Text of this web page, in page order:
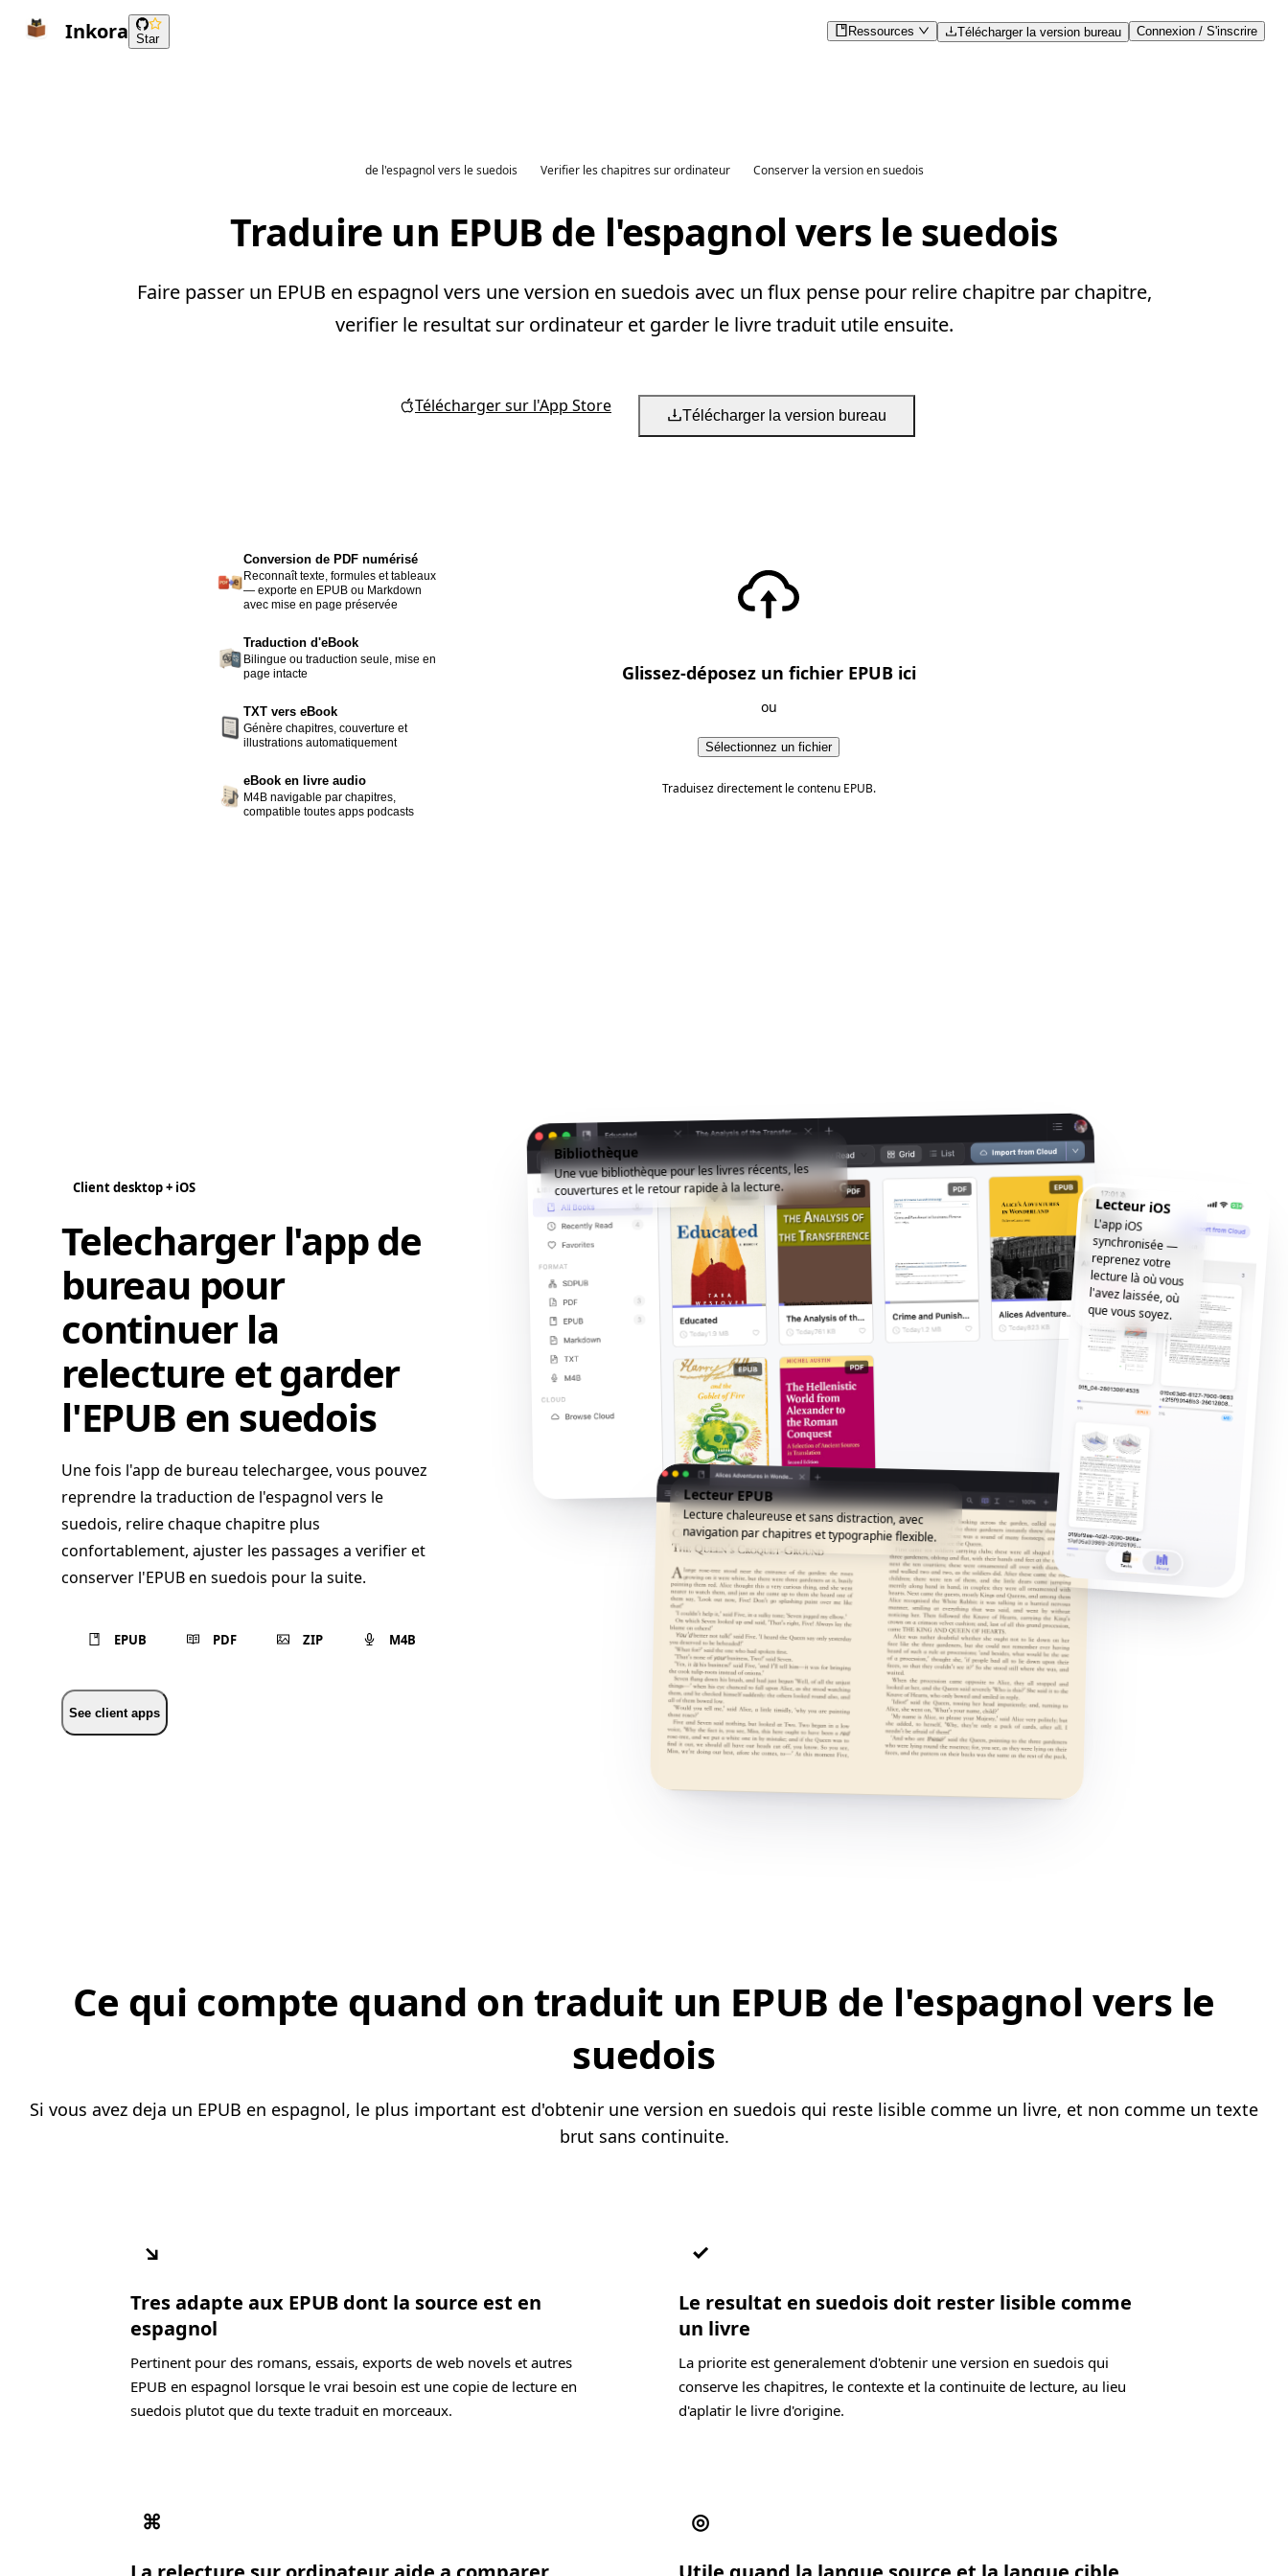
Inkora Star
Ressources Télécharger la version bureau Connexion / S'inscrire
de l'espagnol vers le suedois Verifier les chapitres sur ordinateur Conserver la version en suedois
Traduire un EPUB de l'espagnol vers le suedois
Faire passer un EPUB en espagnol vers une version en suedois avec un flux pense pour relire chapitre par chapitre,
verifier le resultat sur ordinateur et garder le livre traduit utile ensuite.
Télécharger sur l'App Store Télécharger la version bureau
Conversion de PDF numérisé
Reconnaît texte, formules et tableaux
— exporte en EPUB ou Markdown
avec mise en page préservée
Traduction d'eBook
Bilingue ou traduction seule, mise en
page intacte
TXT vers eBook
Génère chapitres, couverture et
illustrations automatiquement
eBook en livre audio
M4B navigable par chapitres,
compatible toutes apps podcasts
Glissez-déposez un fichier EPUB ici
ou
Sélectionnez un fichier
Traduisez directement le contenu EPUB.
Client desktop + iOS
Telecharger l'app de
bureau pour
continuer la
relecture et garder
l'EPUB en suedois
Une fois l'app de bureau telechargee, vous pouvez
reprendre la traduction de l'espagnol vers le
suedois, relire chaque chapitre plus
confortablement, ajuster les passages a verifier et
conserver l'EPUB en suedois pour la suite.
EPUB PDF ZIP M4B
See client apps
Bibliothèque
Une vue bibliothèque pour les livres récents, les
couvertures et le retour rapide à la lecture.
Lecteur EPUB
Lecture chaleureuse et sans distraction, avec
navigation par chapitres et typographie flexible.
Lecteur iOS
L'app iOS
synchronisée —
reprenez votre
lecture là où vous
l'avez laissée, où
que vous soyez.
Ce qui compte quand on traduit un EPUB de l'espagnol vers le
suedois
Si vous avez deja un EPUB en espagnol, le plus important est d'obtenir une version en suedois qui reste lisible comme un livre, et non comme un texte
brut sans continuite.
↘
Tres adapte aux EPUB dont la source est en
espagnol
Pertinent pour des romans, essais, exports de web novels et autres
EPUB en espagnol lorsque le vrai besoin est une copie de lecture en
suedois plutot que du texte traduit en morceaux.
✓
Le resultat en suedois doit rester lisible comme
un livre
La priorite est generalement d'obtenir une version en suedois qui
conserve les chapitres, le contexte et la continuite de lecture, au lieu
d'aplatir le livre d'origine.
⌘ ◎